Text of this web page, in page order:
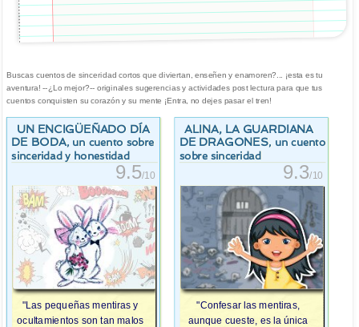
Buscas cuentos de sinceridad cortos que diviertan, enseñen y enamoren?... ¡esta es tu
aventura! --¿Lo mejor?-- originales sugerencias y actividades post lectura para que tus
cuentos conquisten su corazón y su mente ¡Entra, no dejes pasar el tren!
UN ENCIGÜEÑADO DÍA
DE BODA, un cuento sobre
sinceridad y honestidad
9.5/10
"Las pequeñas mentiras y
ocultamientos son tan malos
ALINA, LA GUARDIANA
DE DRAGONES, un cuento
sobre sinceridad
9.3/10
"Confesar las mentiras,
aunque cueste, es la única